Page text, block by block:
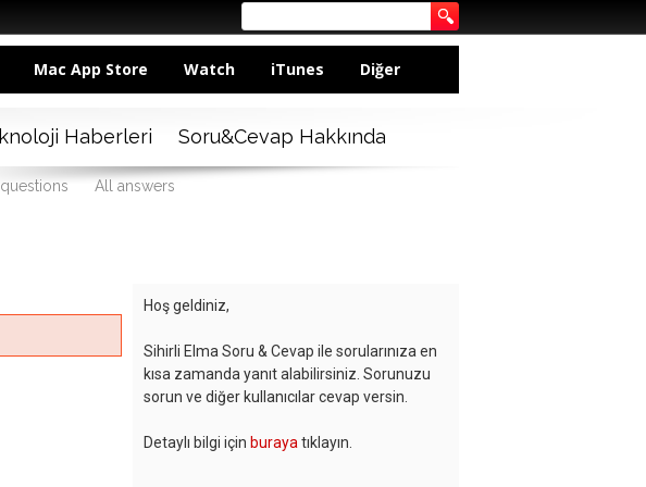
Mac App Store Watch iTunes Diğer
Haberleri Soru&Cevap Hakkında
All answers
Hoş geldiniz,
Sihirli Elma Soru & Cevap ile sorularınıza en
kısa zamanda yanıt alabilirsiniz. Sorunuzu
sorun ve diğer kullanıcılar cevap versin.
Detaylı bilgi için buraya tıklayın.